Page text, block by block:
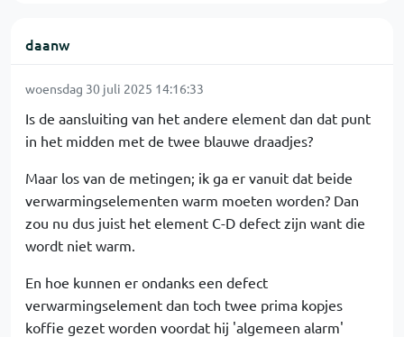
daanw
woensdag 30 juli 2025 14:16:33
Is de aansluiting van het andere element dan dat punt
in het midden met de twee blauwe draadjes?
Maar los van de metingen; ik ga er vanuit dat beide
verwarmingselementen warm moeten worden? Dan
zou nu dus juist het element C-D defect zijn want die
wordt niet warm.
En hoe kunnen er ondanks een defect
verwarmingselement dan toch twee prima kopjes
koffie gezet worden voordat hij 'algemeen alarm'